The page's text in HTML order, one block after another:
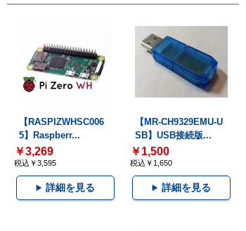
【RASPIZWHSC006
5】Raspberr...
￥3,269
税込￥3,595
詳細を見る
【MR-CH9329EMU-U
SB】USB接続版...
￥1,500
税込￥1,650
詳細を見る